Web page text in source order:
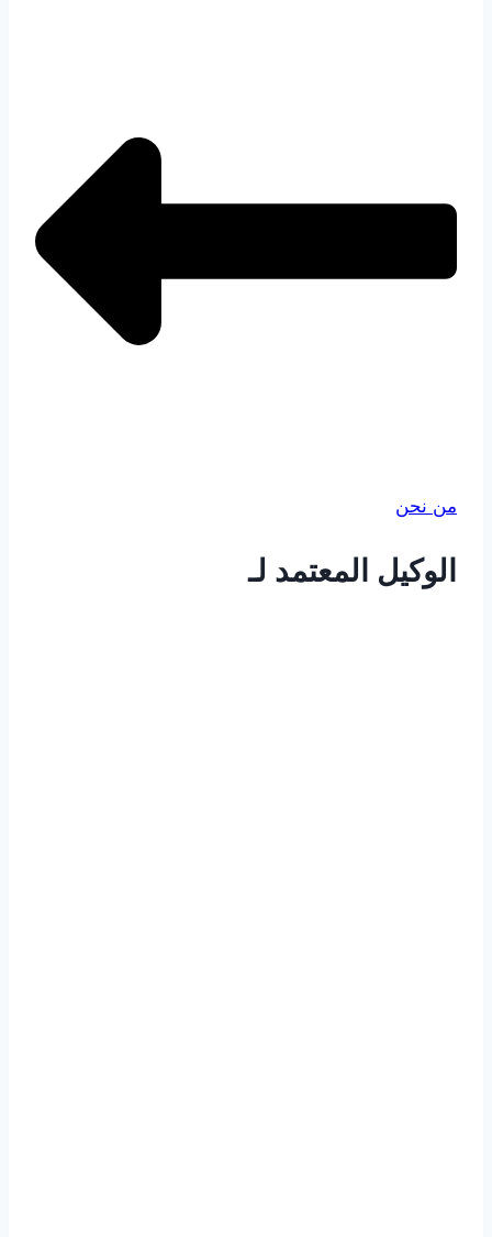
من نحن
الوكيل المعتمد لـ